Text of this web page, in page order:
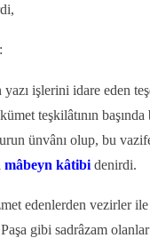
yazı işlerini idare eden
teşkilâtının
ünvânı olup, bu
mâbeyn kâtibidenirdi.
edenlerden vezirler
gibi sadrâzam